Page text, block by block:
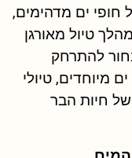
חופי ים מדהימים,
טיול מאורגן
להתרחק
מיוחדים, טיולי
חיות הבר